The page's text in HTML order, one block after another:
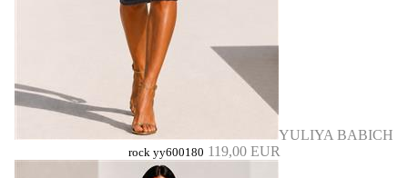
YULIYA BABICH
rock yy600180 119,00 EUR